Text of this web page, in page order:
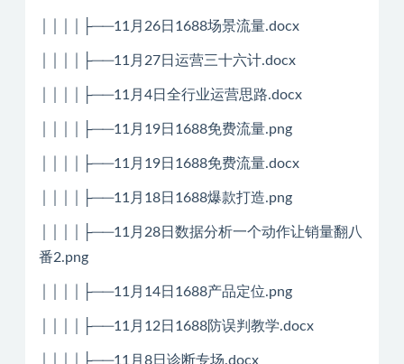
││││├──11月26日1688场景流量.docx
││││├──11月27日运营三十六计.docx
││││├──11月4日全行业运营思路.docx
││││├──11月19日1688免费流量.png
││││├──11月19日1688免费流量.docx
││││├──11月18日1688爆款打造.png
││││├──11月28日数据分析一个动作让销量翻八
番2.png
││││├──11月14日1688产品定位.png
││││├──11月12日1688防误判教学.docx
││││├──11月8日诊断专场.docx